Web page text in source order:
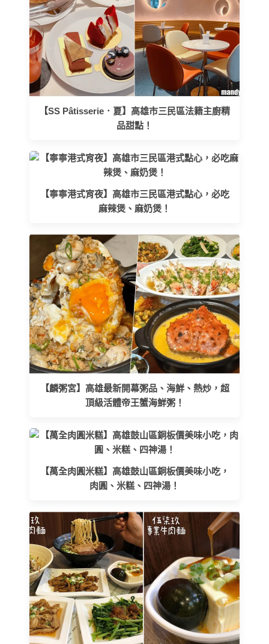
【SS Pâtisserie．夏】高雄市三民區法籍主廚精
品甜點！
【寧寧港式宵夜】高雄市三民區港式點心，必吃
麻辣煲、麻奶煲！
【麟粥宮】高雄最新開幕粥品、海鮮、熱炒，超
頂級活體帝王蟹海鮮粥！
【萬全肉圓米糕】高雄鼓山區銅板價美味小吃，
肉圓、米糕、四神湯！